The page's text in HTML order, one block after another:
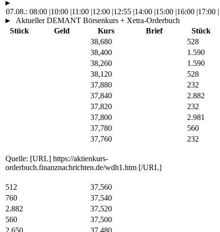
►
07.08.: 08:00 |10:00 |11:00 |12:00 |12:55 |14:00 |15:00 |16:00 |17:00 |
►
Aktueller DEMANT Börsenkurs + Xetra-Orderbuch
Stück
Geld Kurs Brief
Stück
38,680
528
38,400
1.590
38,260
1.590
38,120
528
37,880
232
37,840
2.882
37,820
232
37,800
2.981
37,780
560
37,760
232
Quelle: [URL] https://aktienkurs-
orderbuch.finanznachrichten.de/wdh1.htm [/URL]
512
37,560
760
37,540
2.882
37,520
560
37,500
2.650
37,480